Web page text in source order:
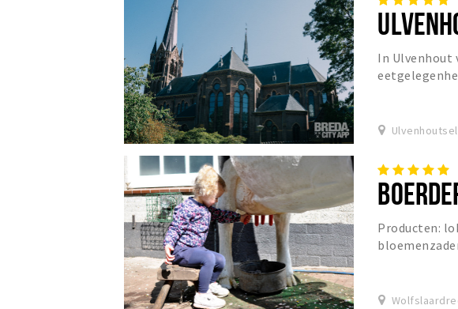
In Ulvenhout
Producten: